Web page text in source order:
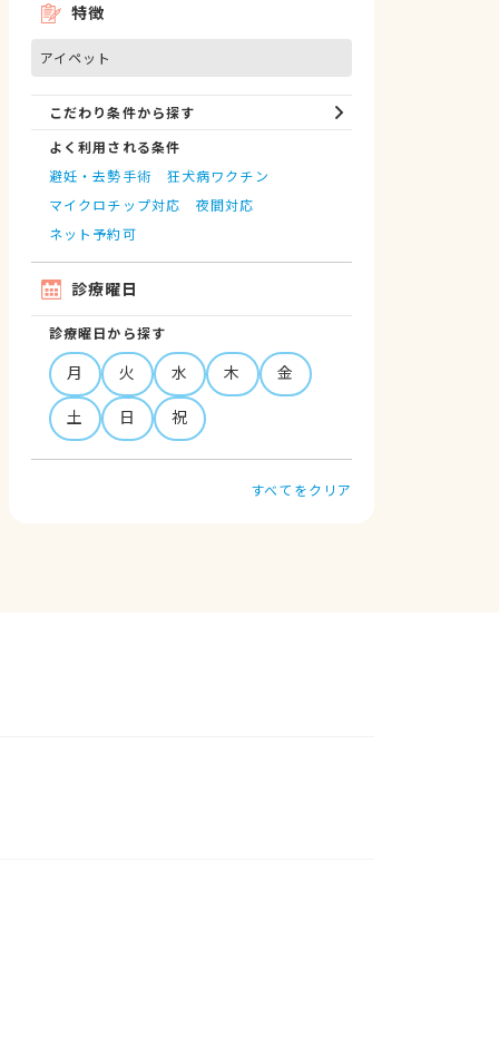
特徴
アイペット
こだわり条件から探す
よく利用される条件
避妊・去勢手術
狂犬病ワクチン
マイクロチップ対応
夜間対応
ネット予約可
診療曜日
診療曜日から探す
月 火 水 木
金
土
日 祝
すべてをクリア